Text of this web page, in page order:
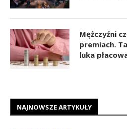
Mężczyźni
premiach.
luka
NAJNOWSZE ARTYKUŁY